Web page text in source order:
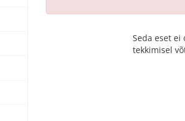
Seda eset
tekkimisel